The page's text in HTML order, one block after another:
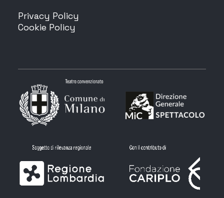
Privacy Policy
Cookie Policy